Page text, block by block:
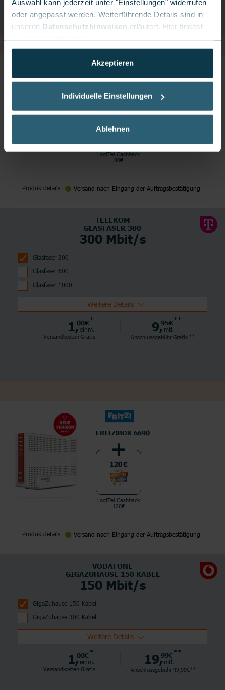
Auswahl kann jederzeit unter "Einstellungen" widerrufen
oder angepasst werden. Weiterführende Details sind in
unseren Datenschutzhinweisen erläutert. Hier findest
Du unserImpressum.
Akzeptieren
Individuelle Einstellungen
Ablehnen
LogiTel Cashback
80€
Produktdetails Versand nach Eingang der Auftragsbestätigung
TELEKOM
GLASFASER 300
300 Mbit/s
Glasfaser 300
Glasfaser 600
Glasfaser 1000
Weitere Details
1,00€ *
einm.
Versandkosten Gratis
9,95€ **
mtl.
Anschlussgebühr Gratis **
FRITZ!BOX 6690
LogiTel Cashback
120€
Produktdetails Versand nach Eingang der Auftragsbestätigung
VODAFONE
GIGAZUHAUSE 150 KABEL
150 Mbit/s
GigaZuhause 150 Kabel
GigaZuhause 300 Kabel
Weitere Details
1,00€ *
einm.
Versandkosten Gratis
19,99€ **
mtl.
Anschlussgebühr 49,99€**